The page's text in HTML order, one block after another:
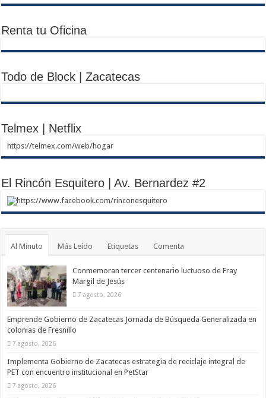
Renta tu Oficina
Todo de Block | Zacatecas
Telmex | Netflix
https://telmex.com/web/hogar
El Rincón Esquitero | Av. Bernardez #2
https://www.facebook.com/rinconesquitero
Al Minuto Más Leído Etiquetas Comenta
Conmemoran tercer centenario luctuoso de Fray
Margil de Jesús
7 agosto, 2026
Emprende Gobierno de Zacatecas Jornada de Búsqueda Generalizada en
colonias de Fresnillo
7 agosto, 2026
Implementa Gobierno de Zacatecas estrategia de reciclaje integral de
PET con encuentro institucional en PetStar
7 agosto, 2026